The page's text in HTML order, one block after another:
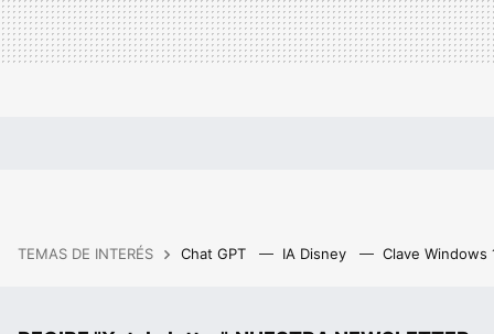
TEMAS DE INTERÉS Chat GPT IA Disney Clave Windows